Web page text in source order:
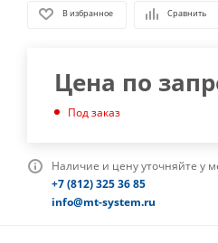
В избранное Сравнить
Цена по
Под заказ
Наличие и цену уточняйте у
+7 (812) 325 36 85
info@mt-system.ru